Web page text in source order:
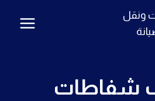
ونقل
شفاطات